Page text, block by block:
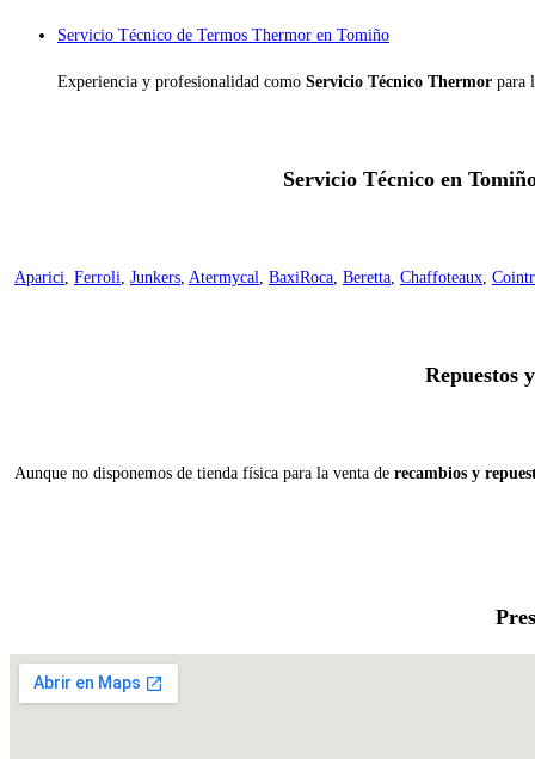
Servicio Técnico de Termos Thermor en Tomiño
Experiencia y profesionalidad como Servicio Técnico Thermor para
Servicio Técnico en
Aparici, Ferroli, Junkers, Atermycal, BaxiRoca, Beretta, Chaffoteaux,
Repuestos
Aunque no disponemos de tienda física para la venta de recambios y